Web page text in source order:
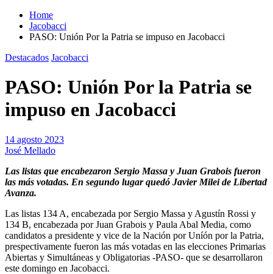
Home
Jacobacci
PASO: Unión Por la Patria se impuso en Jacobacci
Destacados Jacobacci
PASO: Unión Por la Patria se
impuso en Jacobacci
14 agosto 2023
José Mellado
Las listas que encabezaron Sergio Massa y Juan Grabois fueron
las más votadas. En segundo lugar quedó Javier Milei de Libertad
Avanza.
Las listas 134 A, encabezada por Sergio Massa y Agustín Rossi y
134 B, encabezada por Juan Grabois y Paula Abal Media, como
candidatos a presidente y vice de la Nación por Uníón por la Patria,
prespectivamente fueron las más votadas en las elecciones Primarias
Abiertas y Simultáneas y Obligatorias -PASO- que se desarrollaron
este domingo en Jacobacci.